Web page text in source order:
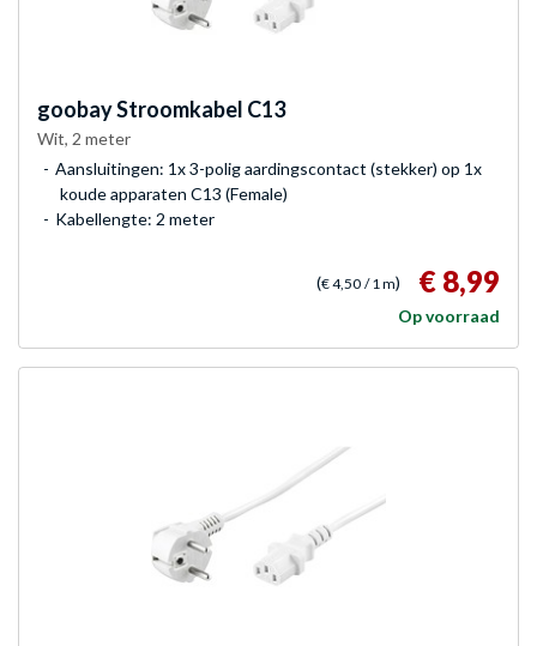
goobayStroomkabel C13
Wit, 2 meter
Aansluitingen: 1x 3-polig aardingscontact (stekker) op 1x
koude apparaten C13 (Female)
Kabellengte: 2 meter
(€ 4,50 / 1 m) € 8,99
Op voorraad